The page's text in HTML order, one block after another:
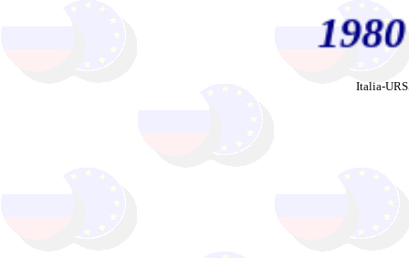
Italia-